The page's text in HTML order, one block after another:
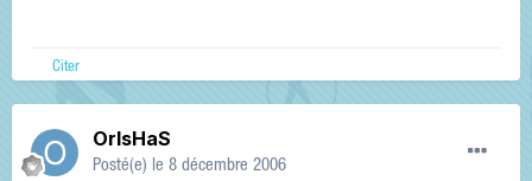
Citer
OrIsHaS
Posté(e) le 8 décembre 2006